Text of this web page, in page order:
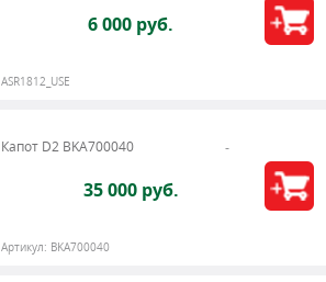
6 000 руб.
ASR1812_USE
Капот D2 BKA700040
35 000 руб.
Артикул: BKA700040